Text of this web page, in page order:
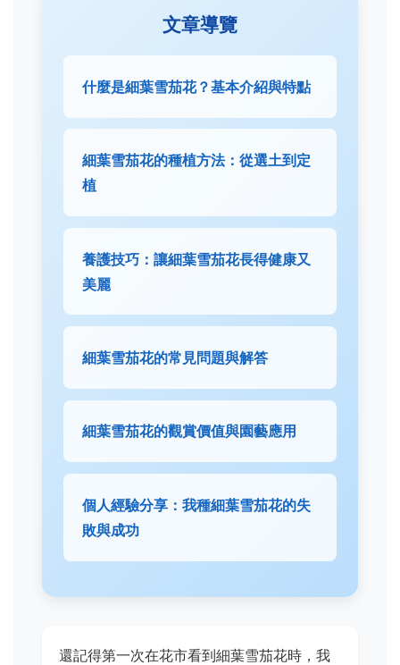
文章導覽
什麼是細葉雪茄花？基本介紹與特點
細葉雪茄花的種植方法：從選土到定
植
養護技巧：讓細葉雪茄花長得健康又
美麗
細葉雪茄花的常見問題與解答
細葉雪茄花的觀賞價值與園藝應用
個人經驗分享：我種細葉雪茄花的失
敗與成功
還記得第一次在花市看到細葉雪茄花時，我